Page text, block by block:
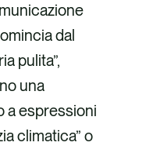
dal
pulita”,
una
a espressioni
climatica” o